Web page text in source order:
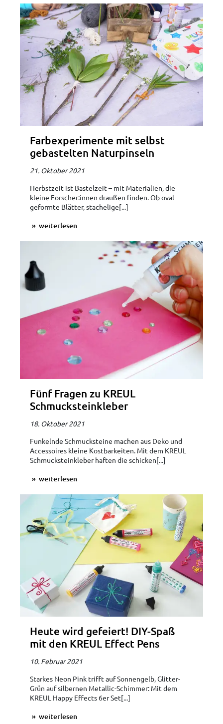
Farbexperimente mit selbst
gebastelten Naturpinseln
21. Oktober 2021
Herbstzeit ist Bastelzeit – mit Materialien, die
kleine Forscher:innen draußen finden. Ob oval
geformte Blätter, stachelige[...]
weiterlesen
Fünf Fragen zu KREUL
Schmucksteinkleber
18. Oktober 2021
Funkelnde Schmucksteine machen aus Deko und
Accessoires kleine Kostbarkeiten. Mit dem KREUL
Schmucksteinkleber haften die schicken[...]
weiterlesen
Heute wird gefeiert! DIY-Spaß
mit den KREUL Effect Pens
10. Februar 2021
Starkes Neon Pink trifft auf Sonnengelb, Glitter-
Grün auf silbernen Metallic-Schimmer: Mit dem
KREUL Happy Effects 6er Set[...]
weiterlesen